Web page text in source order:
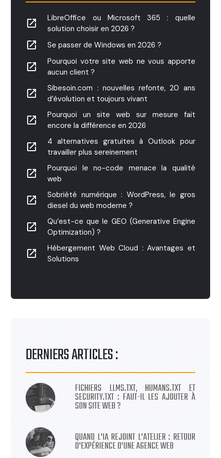
launch
LibreOffice ou Microsoft 365 : quelle
solution choisir en 2026 ?
launch Se passer de Windows en 2026 ?
launch
Pourquoi votre site web ne vous apporte
aucun client ?
launch
Sibesoin.com : nouvelles refonte, 20 ans
d’évolution et toujours vivant
launch
Pourquoi un site web sur mesure fait
encore la différence en 2026
launch
4 alternatives gratuites à Outlook pour
travailler plus sereinement
launch
Pourquoi le no-code menace la qualité
web
launch
Sobriété numérique : WordPress, le gros
diesel du web moderne ?
launch
Qu’est-ce que le GEO (Generative Engine
Optimization) ?
launch
Hébergement Web Cloud : Avantages et
Solutions
DERNIERS ARTICLES :
FICHIERS LLMS.TXT, HUMANS.TXT ET
SECURITY.TXT : FAUT-IL LES AJOUTER À
SON SITE WEB ?
QUAND L'IA REJOINT L'ATELIER : RETOUR
D'EXPÉRIENCE D'UNE AGENCE WEB